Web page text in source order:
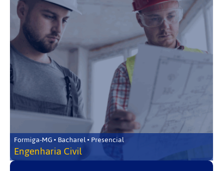
Formiga-MG • Bacharel • Presencial
Engenharia Civil